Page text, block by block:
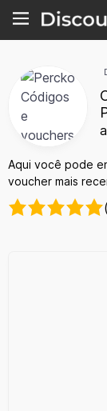
Aqui você pode
voucher mais